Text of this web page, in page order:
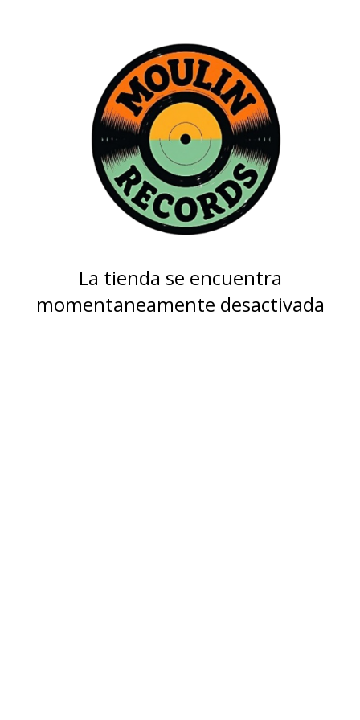
La tienda se encuentra
momentaneamente desactivada